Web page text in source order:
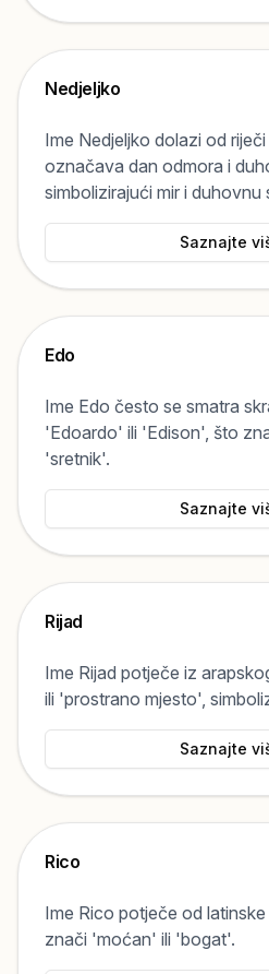
Nedjeljko
Ime Nedjeljko dolazi od
označava dan odmora i
simbolizirajući mir i duhovnu
Saznajte
Edo
Ime Edo često se smatra
'Edoardo' ili 'Edison', što
'sretnik'.
Saznajte
Rijad
Ime Rijad potječe iz
ili 'prostrano mjesto',
Saznajte
Rico
Ime Rico potječe od
znači 'moćan' ili 'bogat'.